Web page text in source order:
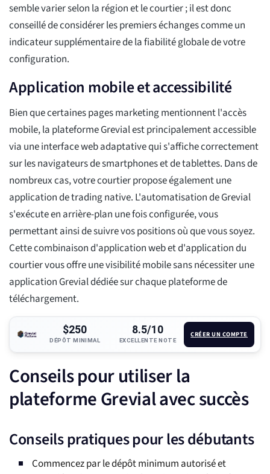
semble varier selon la région et le courtier ; il est donc
conseillé de considérer les premiers échanges comme un
indicateur supplémentaire de la fiabilité globale de votre
configuration.
Application mobile et accessibilité
Bien que certaines pages marketing mentionnent l'accès
mobile, la plateforme Grevial est principalement accessible
via une interface web adaptative qui s'affiche correctement
sur les navigateurs de smartphones et de tablettes. Dans de
nombreux cas, votre courtier propose également une
application de trading native. L'automatisation de Grevial
s'exécute en arrière-plan une fois configurée, vous
permettant ainsi de suivre vos positions où que vous soyez.
Cette combinaison d'application web et d'application du
courtier vous offre une visibilité mobile sans nécessiter une
application Grevial dédiée sur chaque plateforme de
téléchargement.
$250
DÉPÔT MINIMAL
8.5/10
EXCELLENTE NOTE
CRÉER UN COMPTE
Conseils pour utiliser la
plateforme Grevial avec succès
Conseils pratiques pour les débutants
Commencez par le dépôt minimum autorisé et